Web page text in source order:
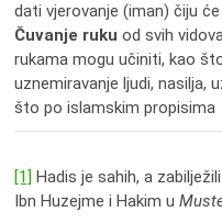
dati vjerovanje (iman) čiju
Čuvanje ruku od svih
rukama mogu učiniti, kao
uznemiravanje ljudi, nasilja,
što po islamskim propisima
[1] Hadis je sahih, a
Ibn Huzejme i Hakim u